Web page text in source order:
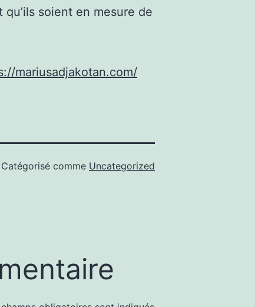
soient en mesure de
mariusadjakotan.com/
Catégorisé comme Uncategorized